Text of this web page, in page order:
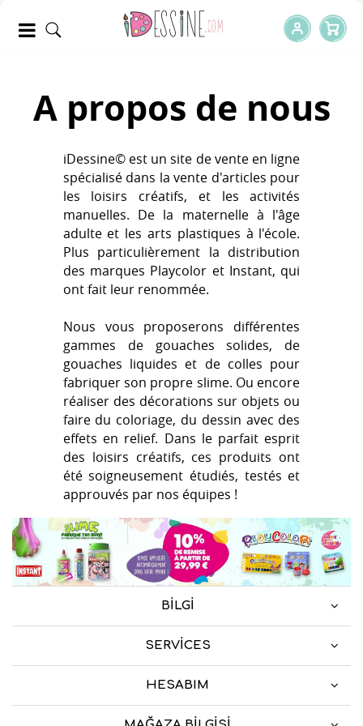
A propos de nous
iDessine© est un site de vente en ligne
spécialisé dans la vente d'articles pour
les loisirs créatifs, et les activités
manuelles. De la maternelle à l'âge
adulte et les arts plastiques à l'école.
Plus particulièrement la distribution
des marques Playcolor et Instant, qui
ont fait leur renommée.
Nous vous proposerons différentes
gammes de gouaches solides, de
gouaches liquides et de colles pour
fabriquer son propre slime. Ou encore
réaliser des décorations sur objets ou
faire du coloriage, du dessin avec des
effets en relief. Dans le parfait esprit
des loisirs créatifs, ces produits ont
été soigneusement étudiés, testés et
approuvés par nos équipes !
BILGI
SERVICES
HESABIM